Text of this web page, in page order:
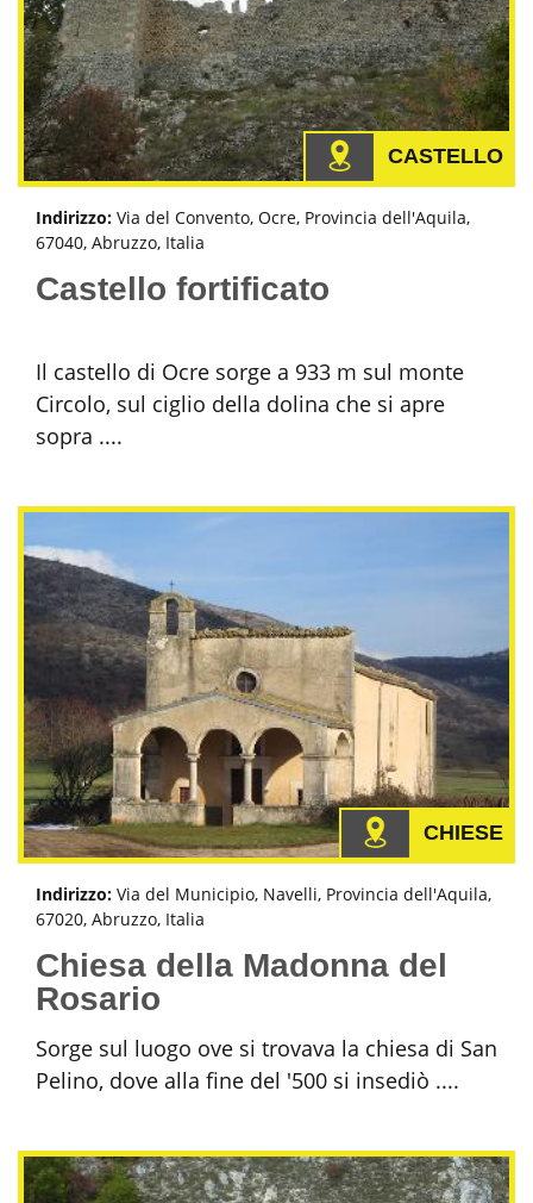
CASTELLO
Indirizzo: Via del Convento, Ocre, Provincia dell'Aquila,
67040, Abruzzo, Italia
Castello fortificato
Il castello di Ocre sorge a 933 m sul monte
Circolo, sul ciglio della dolina che si apre
sopra ....
CHIESE
Indirizzo: Via del Municipio, Navelli, Provincia dell'Aquila,
67020, Abruzzo, Italia
Chiesa della Madonna del
Rosario
Sorge sul luogo ove si trovava la chiesa di San
Pelino, dove alla fine del '500 si insediò ....